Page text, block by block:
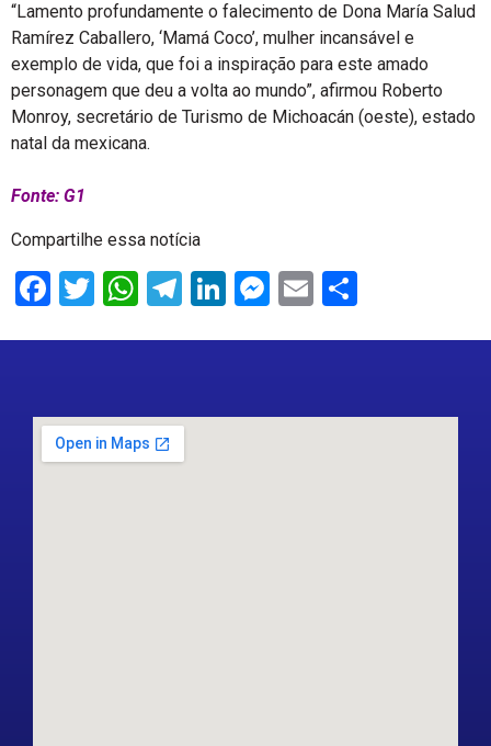
“Lamento profundamente o falecimento de Dona María Salud
Ramírez Caballero, ‘Mamá Coco’, mulher incansável e
exemplo de vida, que foi a inspiração para este amado
personagem que deu a volta ao mundo”, afirmou Roberto
Monroy, secretário de Turismo de Michoacán (oeste), estado
natal da mexicana.
Fonte: G1
Compartilhe essa notícia
Facebook
Twitter
WhatsApp
Telegram
LinkedIn
Messenger
Email